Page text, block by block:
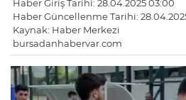
Haber Giriş Tarihi: 28.04.2025 03:00
Haber Güncellenme Tarihi:
Kaynak: Haber Merkezi
bursadanhabervar.com